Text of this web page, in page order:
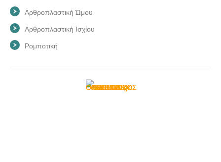
Αρθροπλαστική Ώμου
Αρθροπλαστική Ισχίου
Ρομποτική